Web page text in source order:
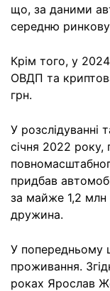
що, за даними
середню ринкову
Крім того, у
ОВДП та
грн.
У розслідуванні
січня 2022
придбав
за майже 1,2 млн
дружина.
У попередньому
проживання.
роках Ярослав